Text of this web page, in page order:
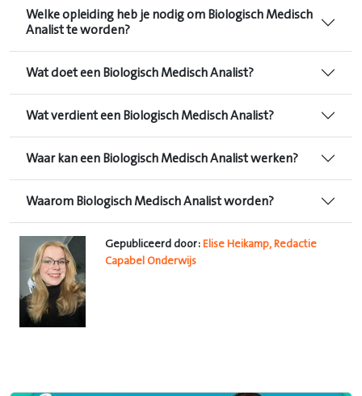
Welke opleiding heb je nodig om Biologisch Medisch
Analist te worden?
Wat doet een Biologisch Medisch Analist?
Wat verdient een Biologisch Medisch Analist?
Waar kan een Biologisch Medisch Analist werken?
Waarom Biologisch Medisch Analist worden?
Gepubliceerd door: Elise Heikamp, Redactie
Capabel Onderwijs